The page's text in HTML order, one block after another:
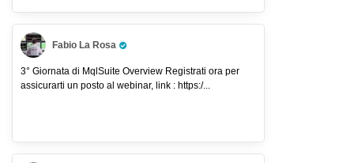
Fabio La Rosa
Pro Trader
3° Giornata di MqlSuite Overview Registrati ora per
assicurarti un posto al webinar, link : https:/...